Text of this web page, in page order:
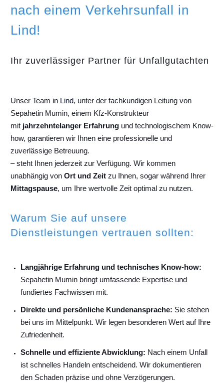
nach einem Verkehrsunfall in
Lind!
Ihr zuverlässiger Partner für Unfallgutachten
Unser Team in Lind, unter der fachkundigen Leitung von
Sepahetin Mumin, einem Kfz-Konstrukteur
mit jahrzehntelanger Erfahrung und technologischem Know-
how, garantieren wir Ihnen eine professionelle und
zuverlässige Betreuung.
– steht Ihnen jederzeit zur Verfügung. Wir kommen
unabhängig von Ort und Zeit zu Ihnen, sogar während Ihrer
Mittagspause, um Ihre wertvolle Zeit optimal zu nutzen.
Warum Sie auf unsere
Dienstleistungen vertrauen sollten:
Langjährige Erfahrung und technisches Know-how:
Sepahetin Mumin bringt umfassende Expertise und
fundiertes Fachwissen mit.
Direkte und persönliche Kundenansprache: Sie stehen
bei uns im Mittelpunkt. Wir legen besonderen Wert auf Ihre
Zufriedenheit.
Schnelle und effiziente Abwicklung: Nach einem Unfall
ist schnelles Handeln entscheidend. Wir dokumentieren
den Schaden präzise und ohne Verzögerungen.